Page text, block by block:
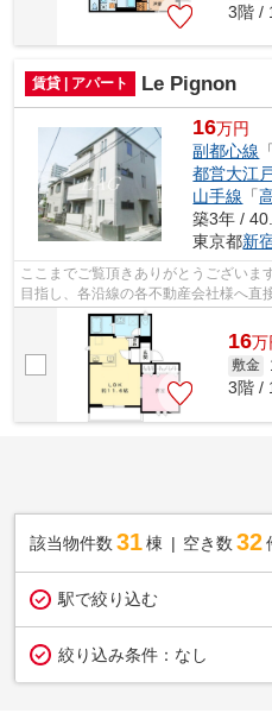
3階 /
賃貸 | アパート Le Pignon
16万円
副都心線
都営大江
山手線 「
築3年 /
東京都新
ここまでご覧頂きありがとうございま
目指し、各沿線の各不動産会社様へ直
様へ提供しております！最新の情報は...
16万
敷金
3階 /
該当物件数 31棟 空き数 32
駅で絞り込む
絞り込み条件： なし